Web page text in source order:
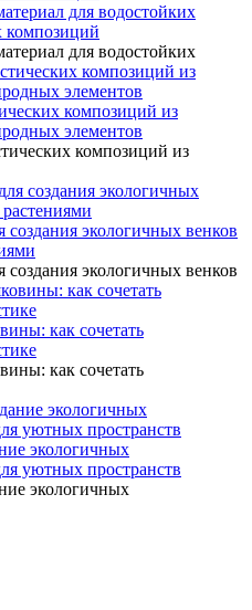
для водостойких
композиций
для водостойких
композиций из
элементов
композиций из
экологичных венков
экологичных венков
как сочетать
как сочетать
экологичных
уютных пространств
экологичных